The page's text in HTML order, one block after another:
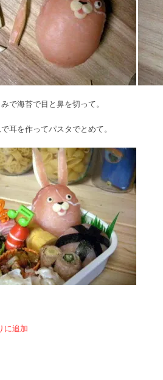
で海苔で目と鼻を切って。
耳を作ってパスタでとめて。
に追加